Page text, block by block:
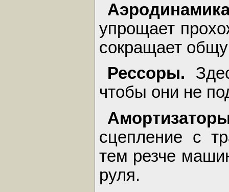
упрощает
сокращает
Рессоры.
чтобы они не
сцепление с
тем резче
руля.